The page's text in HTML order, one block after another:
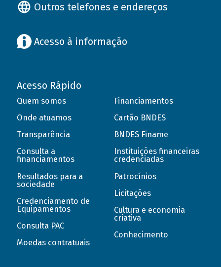
Outros telefones e endereços
Acesso à informação
Acesso Rápido
Quem somos
Onde atuamos
Transparência
Consulta a
financiamentos
Resultados para a
sociedade
Credenciamento de
Equipamentos
Consulta PAC
Moedas contratuais
Financiamentos
Cartão BNDES
BNDES Finame
Instituições financeiras
credenciadas
Patrocínios
Licitações
Cultura e economia
criativa
Conhecimento